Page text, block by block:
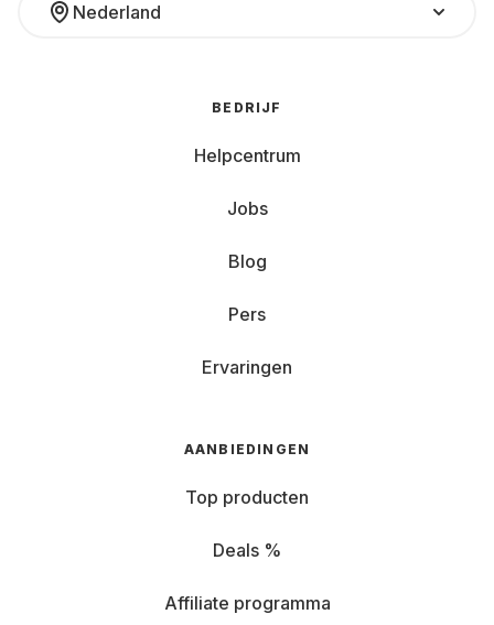
Nederland
BEDRIJF
Helpcentrum
Jobs
Blog
Pers
Ervaringen
AANBIEDINGEN
Top producten
Deals %
Affiliate programma